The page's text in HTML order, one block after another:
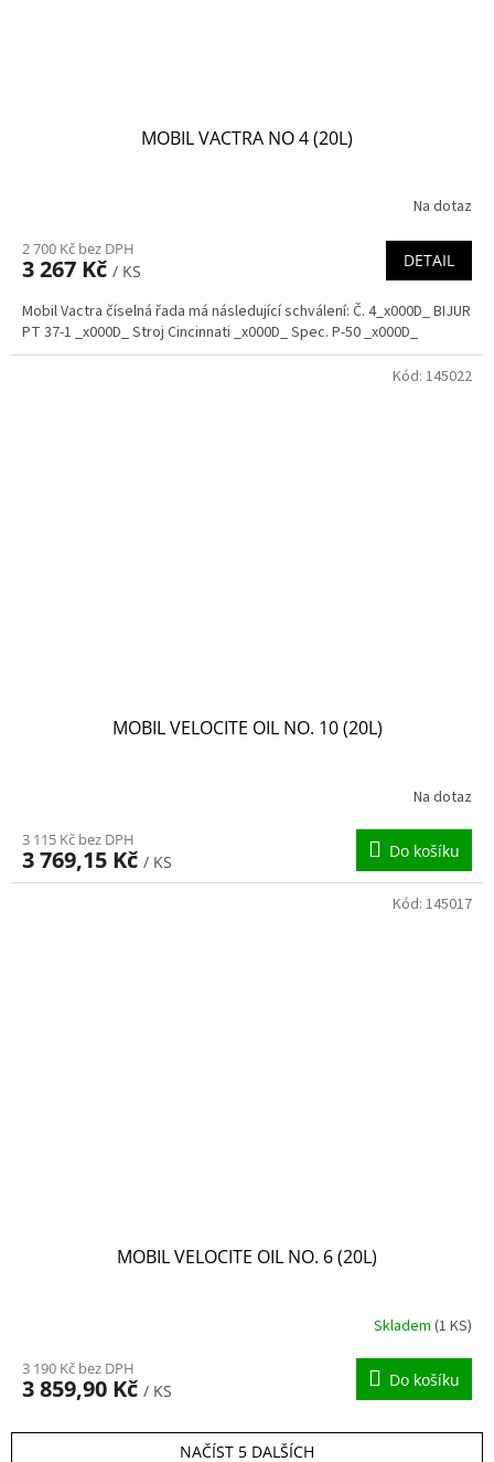
MOBIL VACTRA NO 4 (20L)
Na dotaz
2 700 Kč bez DPH
3 267 Kč / KS
DETAIL
Mobil Vactra číselná řada má následující schválení: Č. 4_x000D_ BIJUR
PT 37-1 _x000D_ Stroj Cincinnati _x000D_ Spec. P-50 _x000D_
MOBIL VELOCITE OIL NO. 10 (20L)
Na dotaz
3 115 Kč bez DPH
3 769,15 Kč / KS
Do košíku
Kód: 145022
MOBIL VELOCITE OIL NO. 6 (20L)
Skladem (1 KS)
3 190 Kč bez DPH
3 859,90 Kč / KS
Do košíku
Kód: 145017
NAČÍST 5 DALŠÍCH